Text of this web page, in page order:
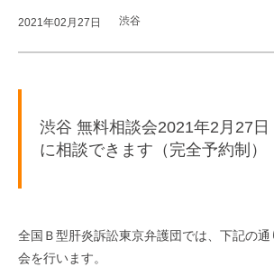
2021年02月27日 渋谷
渋谷 無料相談会2021年2月27
に相談できます（完全予約制）
全国Ｂ型肝炎訴訟東京弁護団では、下記の通
会を行います。